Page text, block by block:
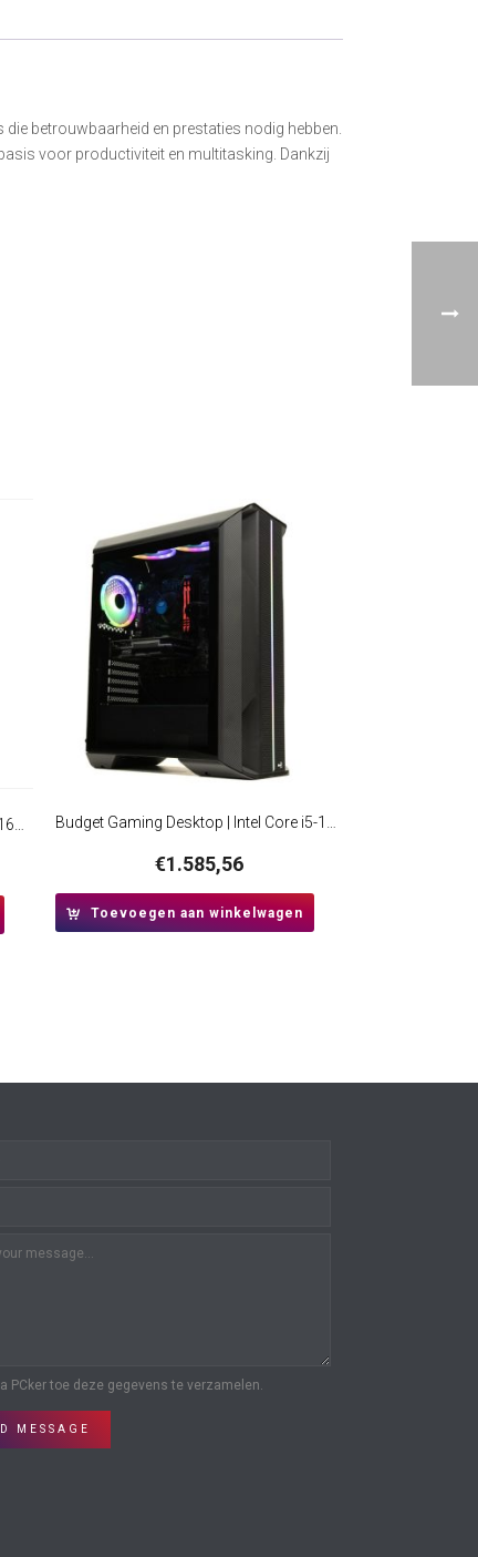
betrouwbaarheid en prestaties nodig hebben.
voor productiviteit en multitasking. Dankzij
AKTIE Desktop | Intel Core i3-12100 | 16GB RAM | 480GB SSD | Windows 11 Professional | Mini-Tower Behuizing | HDMI Budget Gaming Desktop | Intel Core i5-10400 | 16GB RAM | 1TB SSD | GeForce GTX 1650 | Windows 11 Professional
€1.585,56
Toevoegen aan winkelwagen
PCker toe deze gegevens te verzamelen.
MESSAGE